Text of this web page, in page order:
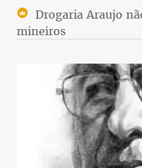
Drogaria Araujo
mineiros